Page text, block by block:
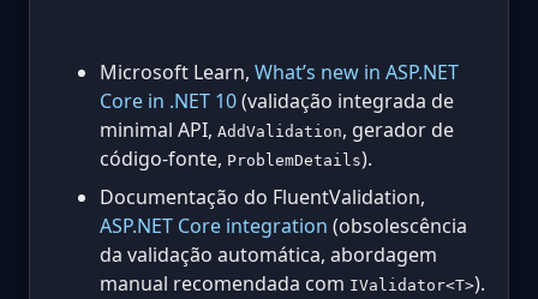
Microsoft Learn, What’s new in ASP.NET
Core in .NET 10(validação integrada de
minimal API, AddValidation, gerador de
código-fonte, ProblemDetails).
Documentação do FluentValidation,
ASP.NET Core integration (obsolescência
da validação automática, abordagem
manual recomendada com IValidator<T>).